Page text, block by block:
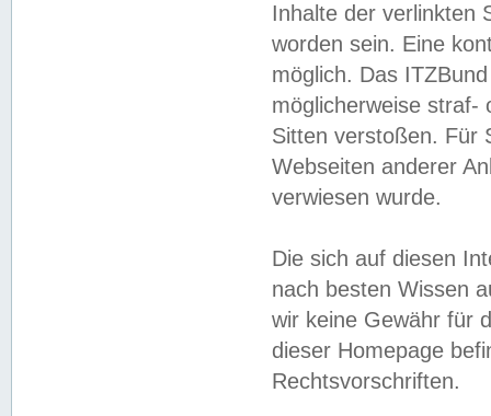
Inhalte der verlinkten
worden sein. Eine
möglich. Das
möglicherweise straf-
Sitten verstoßen. Für
Webseiten anderer
verwiesen wurde.
Die sich auf diesen
nach besten Wissen
wir keine Gewähr für
dieser Homepage
Rechtsvorschriften.